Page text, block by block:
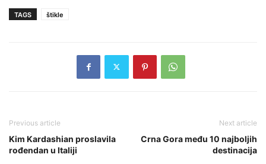
TAGS štikle
Previous article
Kim Kardashian proslavila
rođendan u Italiji
Next article
Crna Gora među 10 najboljih
destinacija